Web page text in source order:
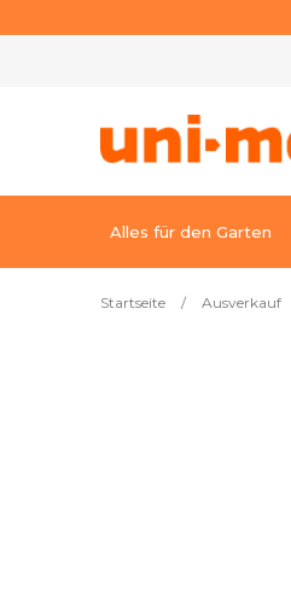
Alles für den Garten
Startseite / Ausverkauf